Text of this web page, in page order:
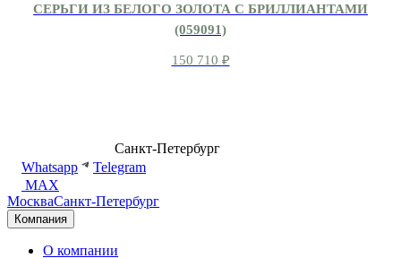
СЕРЬГИ ИЗ БЕЛОГО ЗОЛОТА С БРИЛЛИАНТАМИ
(059091)
150 710 ₽
Санкт-Петербург
Whatsapp
Telegram
MAX
МоскваСанкт-Петербург
Компания
О компании